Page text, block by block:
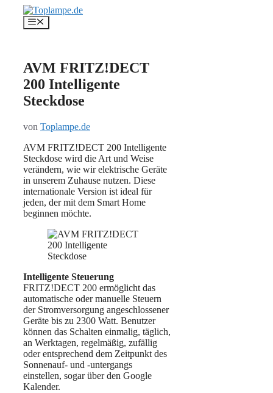
Inhalt
springen
Menü
AVM FRITZ!DECT
200 Intelligente
Steckdose
von Toplampe.de
AVM FRITZ!DECT 200 Intelligente
Steckdose wird die Art und Weise
verändern, wie wir elektrische Geräte
in unserem Zuhause nutzen. Diese
internationale Version ist ideal für
jeden, der mit dem Smart Home
beginnen möchte.
Intelligente Steuerung
FRITZ!DECT 200 ermöglicht das
automatische oder manuelle Steuern
der Stromversorgung angeschlossener
Geräte bis zu 2300 Watt. Benutzer
können das Schalten einmalig, täglich,
an Werktagen, regelmäßig, zufällig
oder entsprechend dem Zeitpunkt des
Sonnenauf- und -untergangs
einstellen, sogar über den Google
Kalender.